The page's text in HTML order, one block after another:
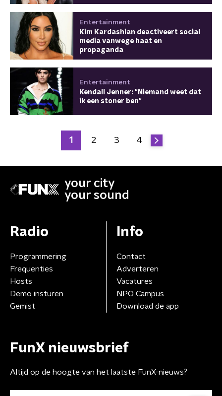
Entertainment
Kim Kardashian deactiveert social
media vanwege haat en
propaganda
Entertainment
Kendall Jenner: "Niemand weet dat
ik een stoner ben"
1 2 3 4
your city
your sound
Radio
Programmering
Frequenties
Hosts
Demo insturen
Gemist
Info
Contact
Adverteren
Vacatures
NPO Campus
Download de app
FunX nieuwsbrief
Altijd op de hoogte van het laatste FunX-nieuws?